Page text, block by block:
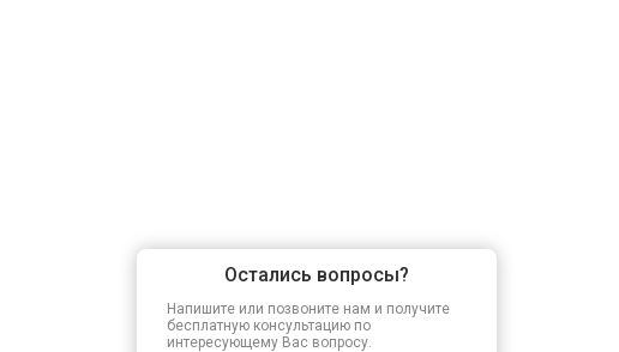
Остались вопросы?
Напишите или позвоните нам и получите
бесплатную консультацию по
интересующему Вас вопросу.